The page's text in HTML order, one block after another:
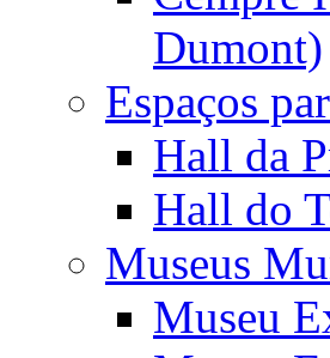
Dumont)
Espaços
Hall da
Hall do
Museus
Museu